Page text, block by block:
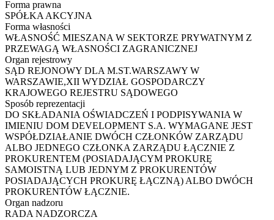
Forma prawna
SPÓŁKA AKCYJNA
Forma własności
WŁASNOŚĆ MIESZANA W SEKTORZE PRYWATNYM Z
PRZEWAGĄ WŁASNOŚCI ZAGRANICZNEJ
Organ rejestrowy
SĄD REJONOWY DLA M.ST.WARSZAWY W
WARSZAWIE,XII WYDZIAŁ GOSPODARCZY
KRAJOWEGO REJESTRU SĄDOWEGO
Sposób reprezentacji
DO SKŁADANIA OŚWIADCZEŃ I PODPISYWANIA W
IMIENIU DOM DEVELOPMENT S.A. WYMAGANE JEST
WSPÓŁDZIAŁANIE DWÓCH CZŁONKÓW ZARZĄDU
ALBO JEDNEGO CZŁONKA ZARZĄDU ŁĄCZNIE Z
PROKURENTEM (POSIADAJĄCYM PROKURĘ
SAMOISTNĄ LUB JEDNYM Z PROKURENTÓW
POSIADAJĄCYCH PROKURĘ ŁĄCZNĄ) ALBO DWÓCH
PROKURENTÓW ŁĄCZNIE.
Organ nadzoru
RADA NADZORCZA